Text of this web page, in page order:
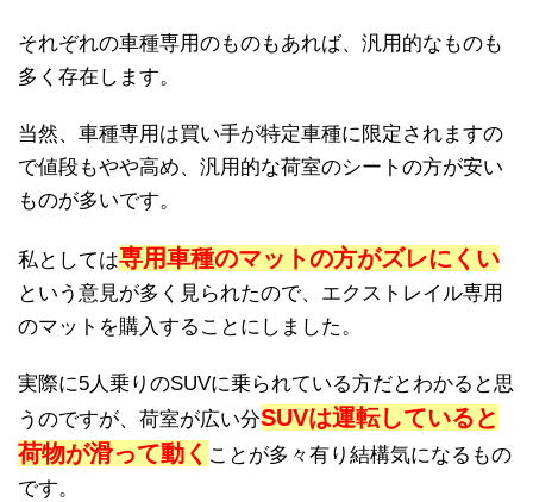
それぞれの車種専用のものもあれば、汎用的なものも
多く存在します。
当然、車種専用は買い手が特定車種に限定されますの
で値段もやや高め、汎用的な荷室のシートの方が安い
ものが多いです。
私としては専用車種のマットの方がズレにくい
という意見が多く見られたので、エクストレイル専用
のマットを購入することにしました。
実際に5人乗りのSUVに乗られている方だとわかると思
うのですが、荷室が広い分SUVは運転していると
荷物が滑って動く ことが多々有り結構気になるもの
です。